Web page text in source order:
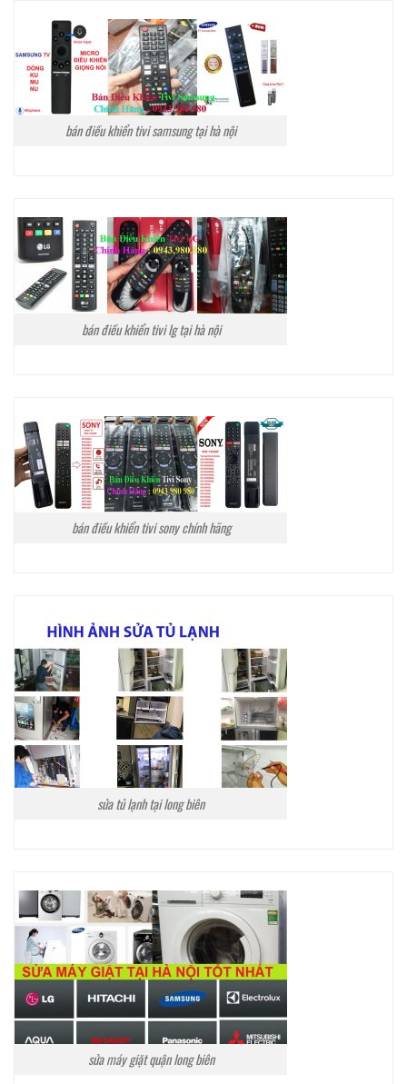
bán điều khiển tivi samsung tại hà nội
bán điều khiển tivi lg tại hà nội
bán điều khiển tivi sony chính hãng
sửa tủ lạnh tại long biên
sửa máy giặt quận long biên